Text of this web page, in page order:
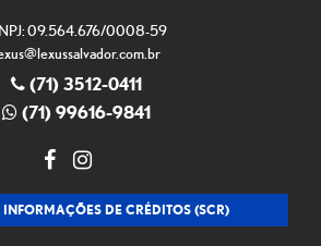
09.564.676/0008-59
(71) 3512-0411
(71) 99616-9841
INFORMAÇÕES DE CRÉDITOS (SCR)